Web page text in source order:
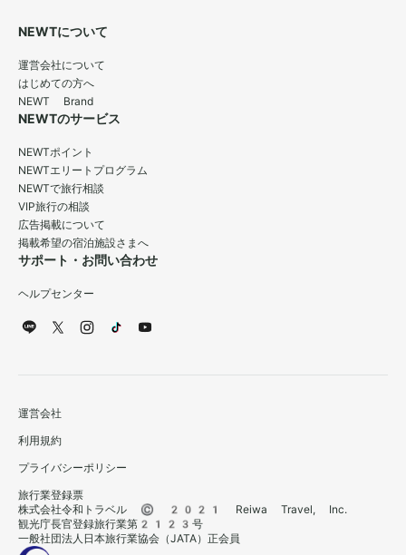
NEWTについて
運営会社について
はじめての方へ
NEWT Brand
NEWTのサービス
NEWTポイント
NEWTエリートプログラム
NEWTで旅行相談
VIP旅行の相談
広告掲載について
掲載希望の宿泊施設さまへ
サポート・お問い合わせ
ヘルプセンター
運営会社
利用規約
プライバシーポリシー
旅行業登録票
株式会社令和トラベル © 2021 Reiwa Travel, Inc.
観光庁長官登録旅行業第2123号
一般社団法人日本旅行業協会（JATA）正会員